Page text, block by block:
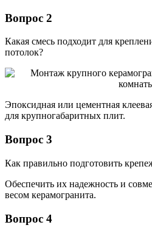
Вопрос 2
Какая смесь подходит для
потолок?
Эпоксидная или цементная
для крупногабаритных плит.
Вопрос 3
Как правильно подготовить
Обеспечить их надежность и
весом керамогранита.
Вопрос 4